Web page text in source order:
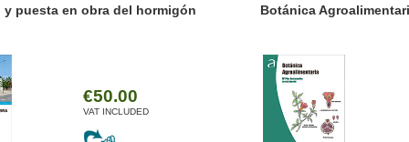
Agroalimentaria
€35.00
VAT INCLUDED
Valencia a trazos: